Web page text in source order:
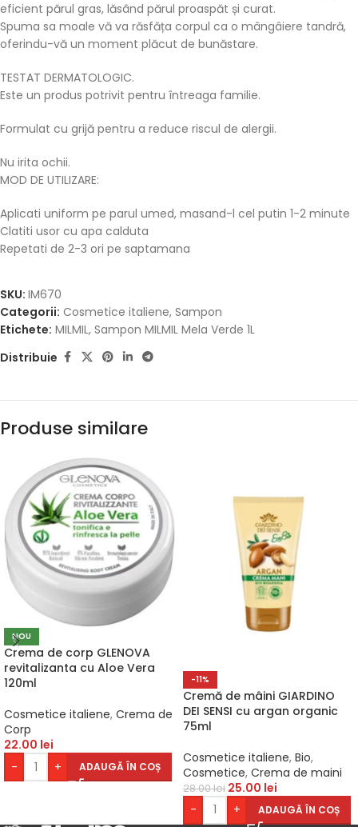
eficient părul gras, lăsând părul proaspăt și curat.
Spuma sa moale vă va răsfăța corpul ca o mângâiere tandră,
oferindu-vă un moment plăcut de bunăstare.
TESTAT DERMATOLOGIC.
Este un produs potrivit pentru întreaga familie.
Formulat cu grijă pentru a reduce riscul de alergii.
Nu irita ochii.
MOD DE UTILIZARE:
Aplicati uniform pe parul umed, masand-l cel putin 1-2 minute
Clatiti usor cu apa calduta
Repetati de 2-3 ori pe saptamana
SKU: IM670
Categorii: Cosmetice italiene, Sampon
Etichete: MILMIL, Sampon MILMIL Mela Verde 1L
Distribuie
Produse similare
NOU
Crema de corp GLENOVA
revitalizanta cu Aloe Vera
120ml
Cosmetice italiene, Crema de
Corp
22.00 lei
-
+ ADAUGĂ ÎN COȘ
-11%
Cremă de mâini GIARDINO
DEI SENSI cu argan organic
75ml
Cosmetice italiene, Bio,
Cosmetice, Crema de maini
28.00lei 25.00 lei
-
+ ADAUGĂ ÎN COȘ